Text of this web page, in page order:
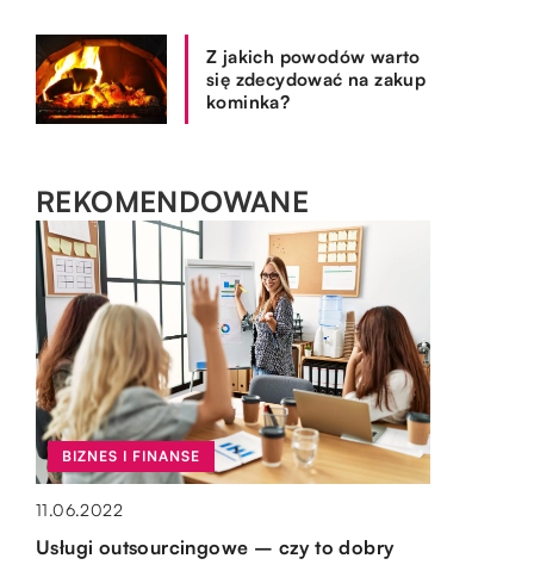
Z jakich powodów warto
się zdecydować na zakup
kominka?
REKOMENDOWANE
OGRÓD I DOM
15.10.2019
BIZNES I FINANSE
11.06.2022
Usługi outsourcingowe – czy to dobry
OGRÓD I DOM
08.07.2020
Jakie meble mogą się przydać w naszej
OGRÓD I DOM
17.02.2022
York – producent akcesoriów do